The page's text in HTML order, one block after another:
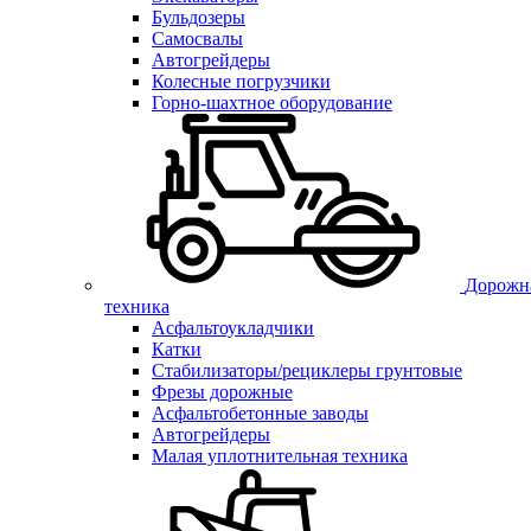
Бульдозеры
Самосвалы
Автогрейдеры
Колесные погрузчики
Горно-шахтное оборудование
техника
Асфальтоукладчики
Катки
Стабилизаторы/рециклеры грунтовые
Фрезы дорожные
Асфальтобетонные заводы
Автогрейдеры
Малая уплотнительная техника